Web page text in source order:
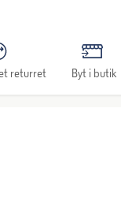
returret Byt i butik